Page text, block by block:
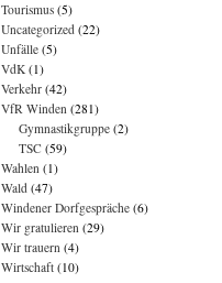
Tourismus (5)
Uncategorized (22)
Unfälle (5)
VdK (1)
Verkehr (42)
VfR Winden (281)
Gymnastikgruppe (2)
TSC (59)
Wahlen (1)
Wald (47)
Windener Dorfgespräche (6)
Wir gratulieren (29)
Wir trauern (4)
Wirtschaft (10)